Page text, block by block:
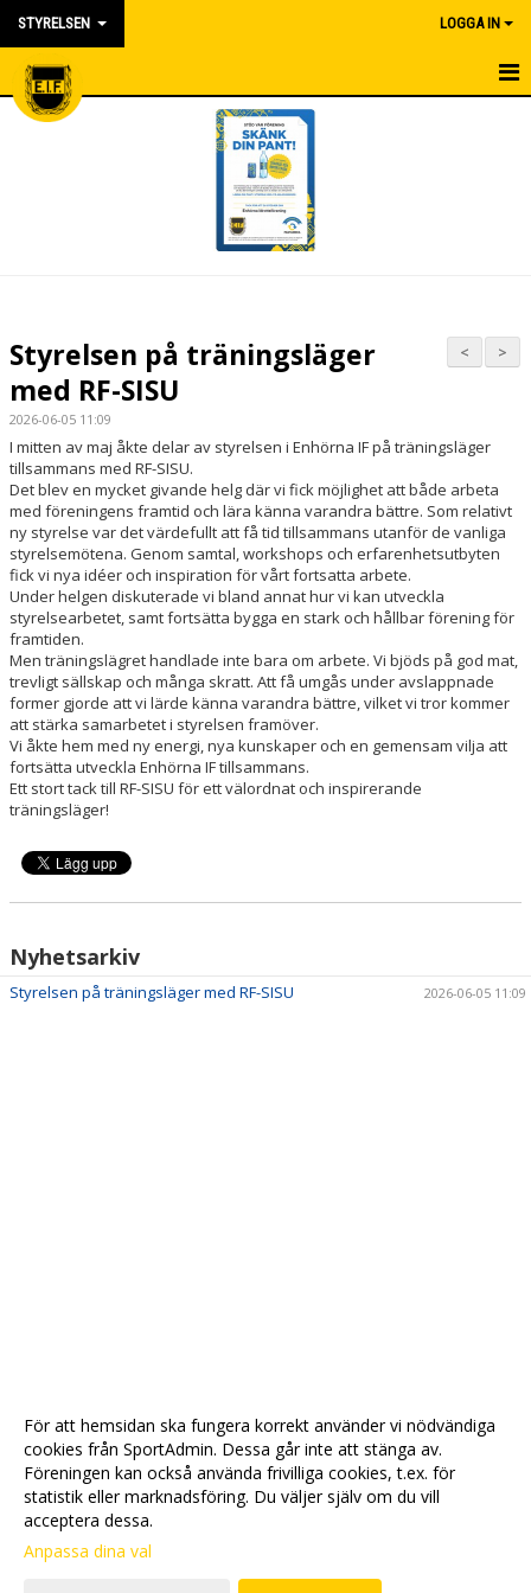
STYRELSEN LOGGA IN
HEM
>
<
Styrelsen på träningsläger
med RF-SISU
2026-06-05 11:09
I mitten av maj åkte delar av styrelsen i Enhörna IF på träningsläger
tillsammans med RF-SISU.
Det blev en mycket givande helg där vi fick möjlighet att både arbeta
med föreningens framtid och lära känna varandra bättre. Som relativt
ny styrelse var det värdefullt att få tid tillsammans utanför de vanliga
styrelsemötena. Genom samtal, workshops och erfarenhetsutbyten
fick vi nya idéer och inspiration för vårt fortsatta arbete.
Under helgen diskuterade vi bland annat hur vi kan utveckla
styrelsearbetet, samt fortsätta bygga en stark och hållbar förening för
framtiden.
Men träningslägret handlade inte bara om arbete. Vi bjöds på god mat,
trevligt sällskap och många skratt. Att få umgås under avslappnade
former gjorde att vi lärde känna varandra bättre, vilket vi tror kommer
att stärka samarbetet i styrelsen framöver.
Vi åkte hem med ny energi, nya kunskaper och en gemensam vilja att
fortsätta utveckla Enhörna IF tillsammans.
Ett stort tack till RF-SISU för ett välordnat och inspirerande
träningsläger!
Nyhetsarkiv
Styrelsen på träningsläger med RF-SISU 2026-06-05 11:09
För att hemsidan ska fungera korrekt använder vi nödvändiga
cookies från SportAdmin. Dessa går inte att stänga av.
Föreningen kan också använda frivilliga cookies, t.ex. för
statistik eller marknadsföring. Du väljer själv om du vill
acceptera dessa.
Anpassa dina val